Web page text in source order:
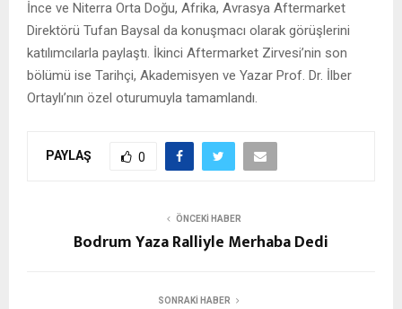
İnce ve Niterra Orta Doğu, Afrika, Avrasya Aftermarket
Direktörü Tufan Baysal da konuşmacı olarak görüşlerini
katılımcılarla paylaştı. İkinci Aftermarket Zirvesi’nin son
bölümü ise Tarihçi, Akademisyen ve Yazar Prof. Dr. İlber
Ortaylı’nın özel oturumuyla tamamlandı.
PAYLAŞ 0
ÖNCEKI HABER
Bodrum Yaza Ralliyle Merhaba Dedi
SONRAKI HABER